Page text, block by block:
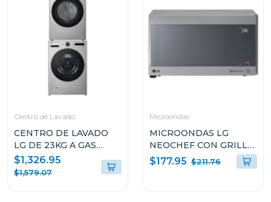
Centro de Lavado
CENTRO DE LAVADO
LG DE 23KG A GAS
COLOR GRIS
WM23VFXS6/DF74VFXS6B
$1,326.95
$1,579.07
Microondas
MICROONDAS LG
NEOCHEF CON GRILL
DE 1.5p³ DE 1200W
MH1596CIR
$177.95 $211.76